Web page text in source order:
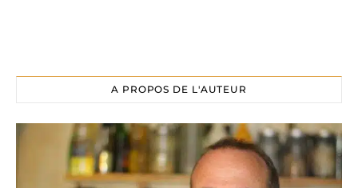
A PROPOS DE L'AUTEUR